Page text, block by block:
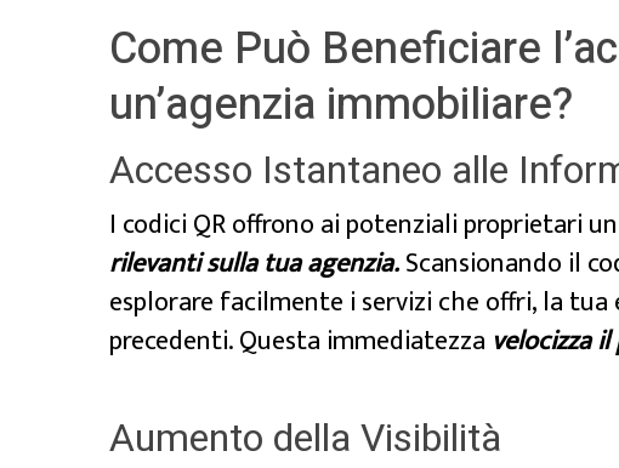
Come Può Beneficiare
un’agenzia immobiliare?
Accesso Istantaneo alle
I codici QR offrono ai potenziali proprietari un
rilevanti sulla tua agenzia.Scansionando il
esplorare facilmente i servizi che offri, la
precedenti. Questa immediatezza velocizza
Aumento della Visibilità